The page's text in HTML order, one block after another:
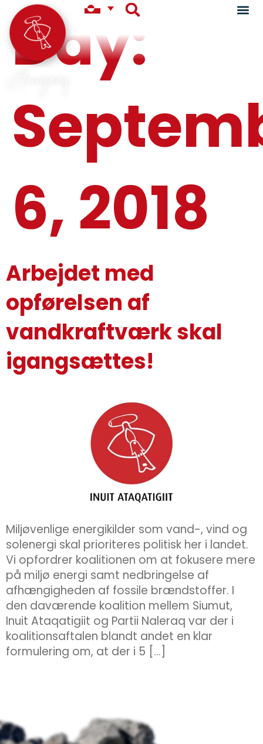
Day:
6, 2018
Arbejdet med
opførelsen af
vandkraftværk skal
igangsættes!
Miljøvenlige energikilder som vand-, vind og
solenergi skal prioriteres politisk her i landet.
Vi opfordrer koalitionen om at fokusere mere
på miljø energi samt nedbringelse af
afhængigheden af fossile brændstoffer. I
den daværende koalition mellem Siumut,
Inuit Ataqatigiit og Partii Naleraq var der i
koalitionsaftalen blandt andet en klar
formulering om, at der i 5 […]